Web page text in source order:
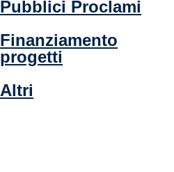
Pubblici Proclami
Finanziamento
progetti
Altri